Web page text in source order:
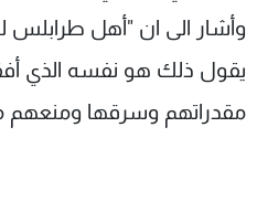
وأشار الى ان "أهل طرابلس
يقول ذلك هو نفسه الذي
مقدراتهم وسرقها ومنعهم